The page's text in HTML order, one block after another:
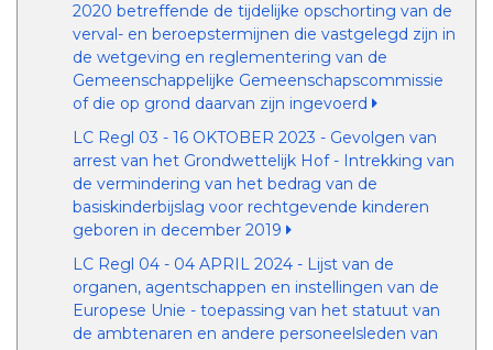
2020 betreffende de tijdelijke opschorting van de
verval- en beroepstermijnen die vastgelegd zijn in
de wetgeving en reglementering van de
Gemeenschappelijke Gemeenschapscommissie
of die op grond daarvan zijn ingevoerd
LC Regl 03 - 16 OKTOBER 2023 - Gevolgen van
arrest van het Grondwettelijk Hof - Intrekking van
de vermindering van het bedrag van de
basiskinderbijslag voor rechtgevende kinderen
geboren in december 2019
LC Regl 04 - 04 APRIL 2024 - Lijst van de
organen, agentschappen en instellingen van de
Europese Unie - toepassing van het statuut van
de ambtenaren en andere personeelsleden van